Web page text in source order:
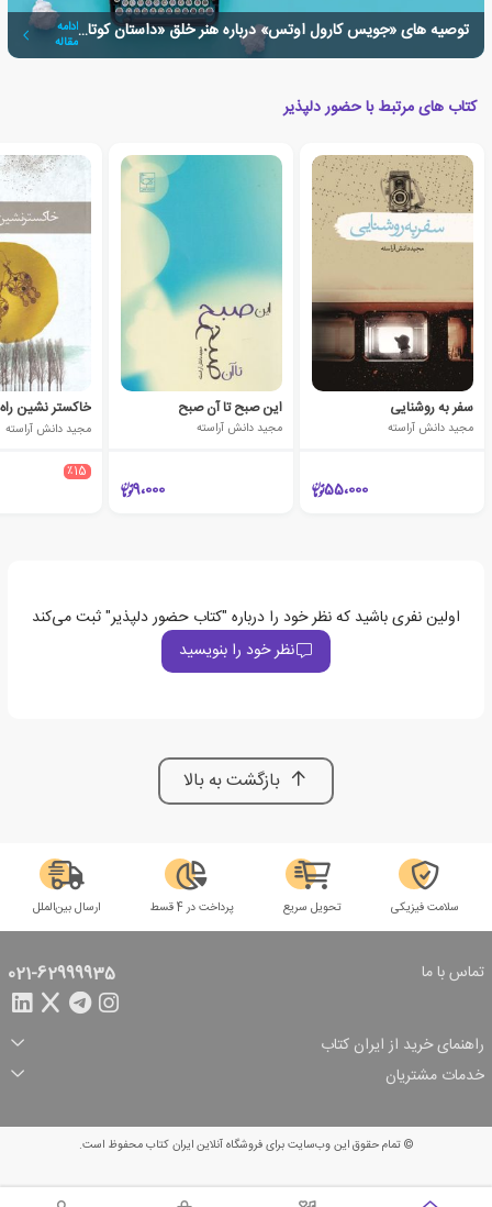
توصیه های «جویس کارول اوتس» درباره هنر خلق «داستان کوتاه»ادامه
مقاله
کتاب های مرتبط با حضور دلپذیر
سفر به روشنایی
مجید دانش آراسته
55،000
این صبح تا آن صبح
مجید دانش آراسته
9،000
خاکستر نشین
مجید دانش آراسته
٪15
اولین نفری باشید که نظر خود را درباره "کتاب حضور دلپذیر" ثبت می‌کند
نظر خود را بنویسید
بازگشت به بالا
سلامت فیزیکی تحویل سریع پرداخت در 4 قسط ارسال بین‌الملل
تماس با ما 021-62999935
راهنمای خرید از ایران کتاب
ثبت سفارش
شرایط ارسال سفارش
شیوه پرداخت
تخفیف‌های خرید
خدمات مشتریان
© تمام حقوق این وب‌سایت برای فروشگاه آنلاین ایران کتاب محفوظ است.